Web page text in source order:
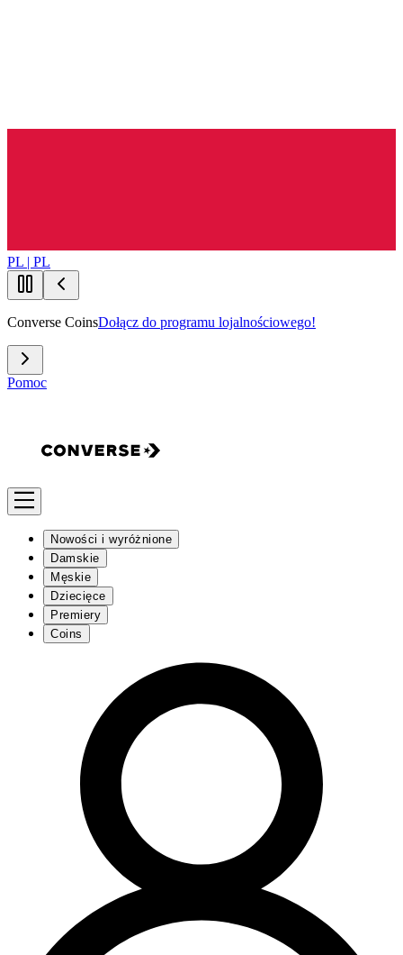
PL | PL
Converse CoinsDołącz do programu lojalnościowego!
Pomoc
Nowości i wyróżnione
Damskie
Męskie
Dziecięce
Premiery
Coins